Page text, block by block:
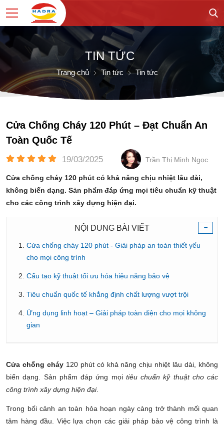
TIN TỨC
Trang chủ Tin tức Tin tức
Cửa Chống Cháy 120 Phút – Đạt Chuẩn An
Toàn Quốc Tế
19/03/2025 Trần Thị Minh Ngọc
Cửa chống cháy 120 phút có khả năng chịu nhiệt lâu dài,
không biến dạng. Sản phẩm đáp ứng mọi tiêu chuẩn kỹ thuật
cho các công trình xây dựng hiện đại.
-
NỘI DUNG BÀI VIẾT
Cửa chống cháy 120 phút - Giải pháp an toàn thiết yếu
cho mọi công trình
Cấu tạo kỹ thuật tối ưu hóa hiệu năng bảo vệ
Tiêu chuẩn quốc tế khẳng định chất lượng vượt trội
Ứng dụng linh hoạt – Giải pháp toàn diện cho mọi không
gian
Cửa chống cháy 120 phút có khả năng chịu nhiệt lâu dài, không
biến dạng. Sản phẩm đáp ứng mọi tiêu chuẩn kỹ thuật cho các
công trình xây dựng hiện đại.
Trong bối cảnh an toàn hỏa hoạn ngày càng trở thành mối quan
tâm hàng đầu. Việc lựa chọn các giải pháp bảo vệ công trình là